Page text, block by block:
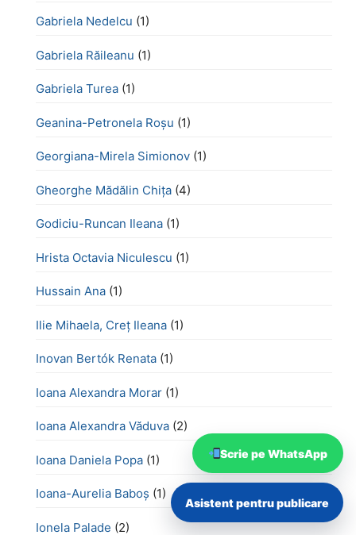
Gabriela Nedelcu (1)
Gabriela Răileanu (1)
Gabriela Turea (1)
Geanina-Petronela Roșu (1)
Georgiana-Mirela Simionov (1)
Gheorghe Mădălin Chiţa (4)
Godiciu-Runcan Ileana (1)
Hrista Octavia Niculescu (1)
Hussain Ana (1)
Ilie Mihaela, Creț Ileana (1)
Inovan Bertók Renata (1)
Ioana Alexandra Morar (1)
Ioana Alexandra Văduva (2)
Ioana Daniela Popa (1)
Ioana-Aurelia Baboș (1)
Ionela Palade (2)
Scrie pe WhatsApp
Asistent pentru publicare